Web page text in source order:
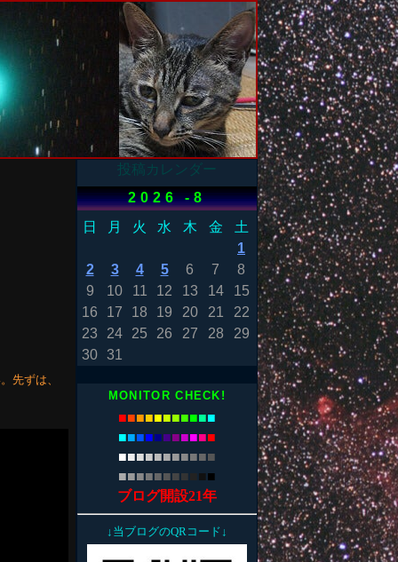
先ずは、
投稿カレンダー
2026 -8
日
月 火 水 木 金
土
1
2
3 4 5 6 7
8
9
10 11 12 13 14
15
16
17 18 19 20 21
22
23
24 25 26 27 28
29
30 31
MONITOR CHECK!
■■■■■■■■■■■
■■■■■■■■■■■
■■■■■■■■■■■
■■■■■■■■ ■■
ブログ開設21年
↓当ブログのQRコード↓